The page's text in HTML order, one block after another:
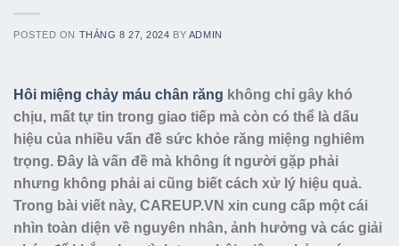
POSTED ON THÁNG 8 27, 2024 BY ADMIN
Hôi miệng chảy máu chân răng không chỉ gây khó
chịu, mất tự tin trong giao tiếp mà còn có thể là dấu
hiệu của nhiều vấn đề sức khỏe răng miệng nghiêm
trọng. Đây là vấn đề mà không ít người gặp phải
nhưng không phải ai cũng biết cách xử lý hiệu quả.
Trong bài viết này, CAREUP.VN xin cung cấp một cái
nhìn toàn diện về nguyên nhân, ảnh hưởng và các giải